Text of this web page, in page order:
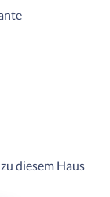
diesem Haus